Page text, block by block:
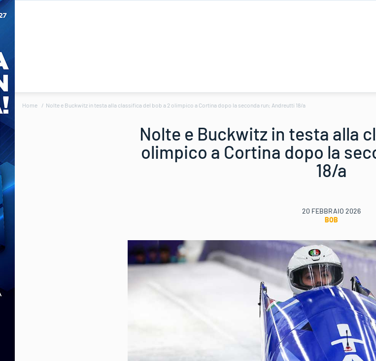
Home Nolte e Buckwitz in testa alla classifica del bob a 2 olimpico a Cortina dopo la seconda run; Andreutti 18/a
Nolte e Buckwitz in testa alla
olimpico a Cortina dopo la
18/a
20 FEBBRAIO 2026
BOB